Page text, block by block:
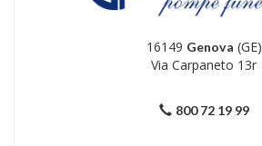
16149 Genova (GE)
Via Carpaneto 13r
800 72 19 99